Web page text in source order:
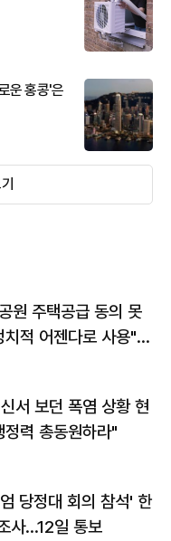
운 홍콩'은
원 주택공급 동의 못
적 어젠다로 사용"
서 보던 폭염 상황 현
력 총동원하라"
당정대 회의 참석' 한
사...12일 통보